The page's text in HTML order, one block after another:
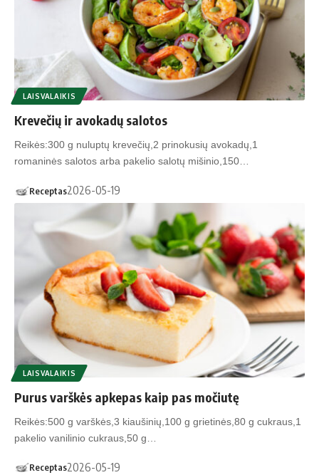
LAISVALAIKIS
Krevečių ir avokadų salotos
Reikės:300 g nuluptų krevečių,2 prinokusių avokadų,1
romaninės salotos arba pakelio salotų mišinio,150…
Receptas2026-05-19
LAISVALAIKIS
Purus varškės apkepas kaip pas močiutę
Reikės:500 g varškės,3 kiaušinių,100 g grietinės,80 g cukraus,1
pakelio vanilinio cukraus,50 g…
Receptas2026-05-19